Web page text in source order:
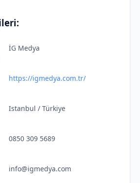
İG Medya
https://igmedya.com.tr/
Istanbul / Türkiye
0850 309 5689
info@igmedya.com